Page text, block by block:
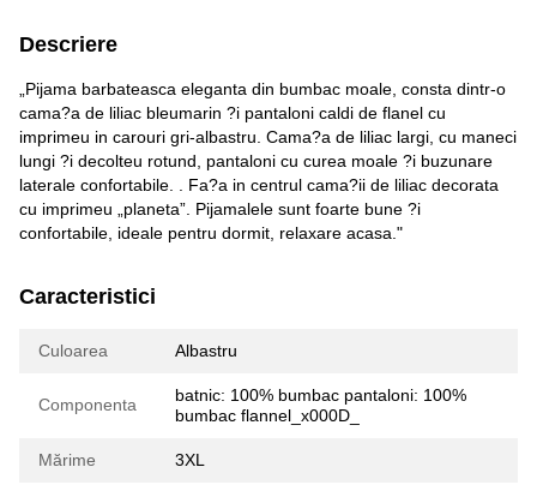
Descriere
„Pijama barbateasca eleganta din bumbac moale, consta dintr-o
cama?a de liliac bleumarin ?i pantaloni caldi de flanel cu
imprimeu in carouri gri-albastru. Cama?a de liliac largi, cu maneci
lungi ?i decolteu rotund, pantaloni cu curea moale ?i buzunare
laterale confortabile. . Fa?a in centrul cama?ii de liliac decorata
cu imprimeu „planeta”. Pijamalele sunt foarte bune ?i
confortabile, ideale pentru dormit, relaxare acasa."
Caracteristici
Culoarea Albastru
Componenta
batnic: 100% bumbac pantaloni: 100%
bumbac flannel_x000D_
Mărime 3XL